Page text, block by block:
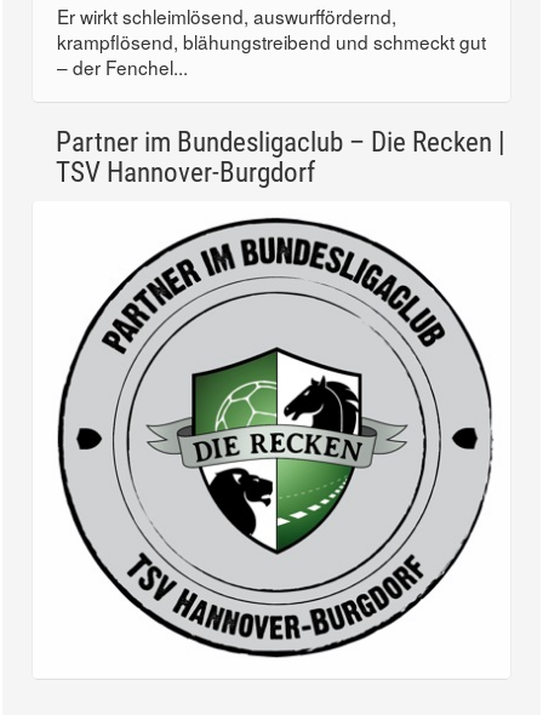
Er wirkt schleimlösend, auswurffördernd,
krampflösend, blähungstreibend und schmeckt gut
– der Fenchel...
Partner im Bundesligaclub – Die Recken |
TSV Hannover-Burgdorf